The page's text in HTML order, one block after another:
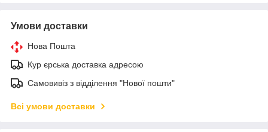
Умови доставки
Нова Пошта
Кур єрська доставка адресою
Самовивіз з відділення "Нової пошти"
Всі умови доставки